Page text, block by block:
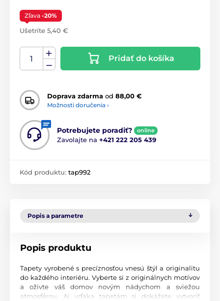
Zľava -20%
Ušetríte 5,40 €
Pridať do košíka
Doprava zdarma od 88,00 €
Možnosti doručenia ›
Potrebujete poradiť? online
Zavolajte na +421 222 205 439
Kód produktu: tap992
Popis a parametre
Popis produktu
Tapety vyrobené s precíznosťou vnesú štýl a originalitu
do každého interiéru. Vyberte si z originálnych motívov
a oživte váš domov novým nádychom a sviežou
atmosférou. Aj vďaka tapetám si dokážete vytvoriť